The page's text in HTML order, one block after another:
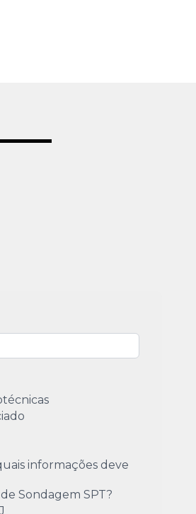
informações deve
Sondagem SPT?